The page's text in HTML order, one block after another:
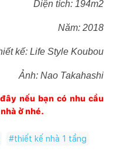
Diện tích: 194m2
Năm: 2018
kế: Life Style Koubou
Ảnh: Nao Takahashi
nếu bạn có nhu cầu
ở nhé.
#thiết kế nhà 1 tầng